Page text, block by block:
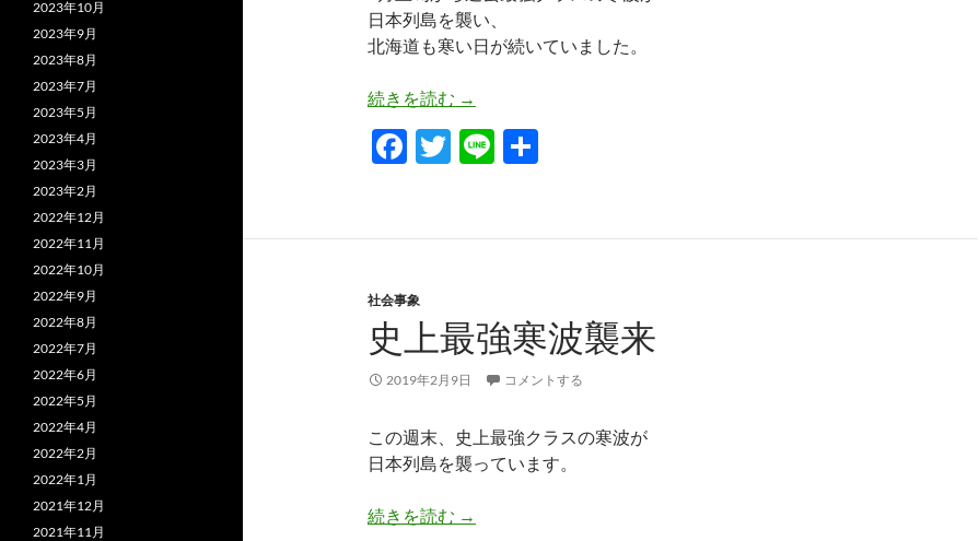
日本列島を襲い、
北海道も寒い日が続いていました。
続きを読む 寒さの底抜ける
→
F
b
o
o
k
T
er
Li
社会事象
史上最強寒波襲来
2019年2月9日 コメントする
この週末、史上最強クラスの寒波が
日本列島を襲っています。
続きを読む 史上最強寒波襲来
→
2023年10月
2023年9月
2023年8月
2023年7月
2023年5月
2023年4月
2023年3月
2023年2月
2022年12月
2022年11月
2022年10月
2022年9月
2022年8月
2022年7月
2022年6月
2022年5月
2022年4月
2022年2月
2022年1月
2021年12月
2021年11月